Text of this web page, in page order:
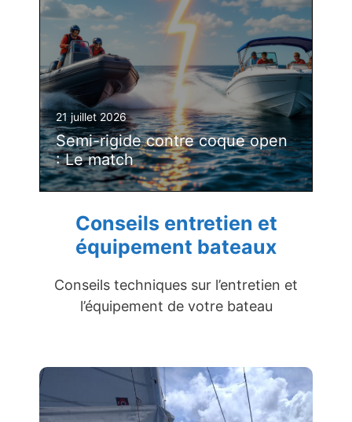
21 juillet 2026
Semi-rigide contre coque open
: Le match
Conseils entretien et
équipement bateaux
Conseils techniques sur l’entretien et
l’équipement de votre bateau